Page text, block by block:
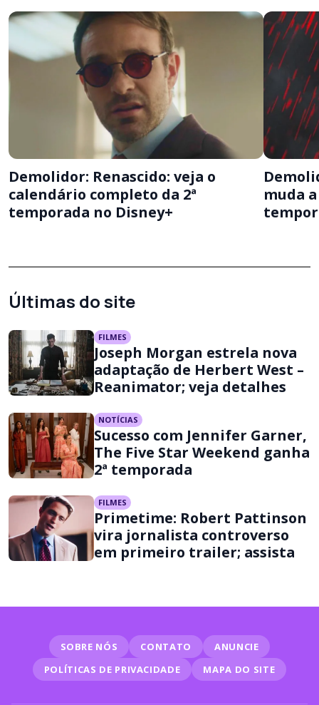
Demolidor: Renascido: veja o
calendário completo da 2ª
temporada no Disney+
muda
Últimas do site
FILMES
Joseph Morgan estrela nova
adaptação de Herbert West –
Reanimator; veja detalhes
NOTÍCIAS
Sucesso com Jennifer Garner,
The Five Star Weekend ganha
2ª temporada
FILMES
Primetime: Robert Pattinson
vira jornalista controverso
em primeiro trailer; assista
SOBRE NÓS CONTATO
ANUNCIE
POLÍTICAS DE PRIVACIDADE
MAPA DO SITE